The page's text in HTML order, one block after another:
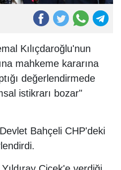
Kılıçdaroğlu'nun
mahkeme kararına
değerlendirmede
istikrarı bozar"
Bahçeli CHP'deki